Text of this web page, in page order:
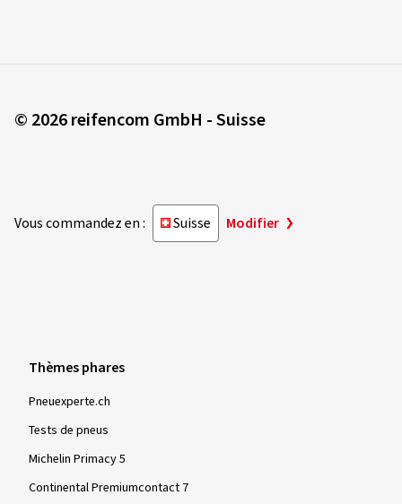
© 2026 reifencom GmbH - Suisse
Vous commandez en : Suisse Modifier
Thèmes phares
Pneuexperte.ch
Tests de pneus
Michelin Primacy 5
Continental Premiumcontact 7